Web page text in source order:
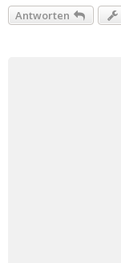
Antworten